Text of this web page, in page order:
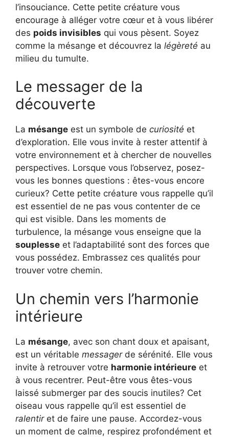
l’insouciance. Cette petite créature vous
encourage à alléger votre cœur et à vous libérer
des poids invisibles qui vous pèsent. Soyez
comme la mésange et découvrez la légèreté au
milieu du tumulte.
Le messager de la
découverte
La mésange est un symbole de curiosité et
d’exploration. Elle vous invite à rester attentif à
votre environnement et à chercher de nouvelles
perspectives. Lorsque vous l’observez, posez-
vous les bonnes questions : êtes-vous encore
curieux? Cette petite créature vous rappelle qu’il
est essentiel de ne pas vous contenter de ce
qui est visible. Dans les moments de
turbulence, la mésange vous enseigne que la
souplesse et l’adaptabilité sont des forces que
vous possédez. Embrassez ces qualités pour
trouver votre chemin.
Un chemin vers l’harmonie
intérieure
La mésange, avec son chant doux et apaisant,
est un véritable messagerde sérénité. Elle vous
invite à retrouver votre harmonie intérieure et
à vous recentrer. Peut-être vous êtes-vous
laissé submerger par des soucis inutiles? Cet
oiseau vous rappelle qu’il est essentiel de
ralentiret de faire une pause. Accordez-vous
un moment de calme, respirez profondément et